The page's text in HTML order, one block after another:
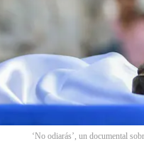
‘No odiarás’, un documental